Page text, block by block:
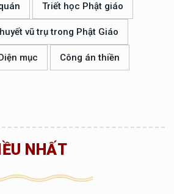
Triết học Phật giáo
vũ trụ trong Phật Giáo
mục Công án thiền
NHẤT